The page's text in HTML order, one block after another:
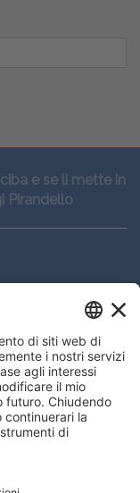
e se li mette in
Pirandello
Milano